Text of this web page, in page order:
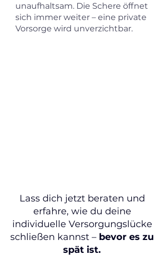
unaufhaltsam. Die Schere öffnet
sich immer weiter – eine private
Vorsorge wird unverzichtbar.
Lass dich jetzt beraten und
erfahre, wie du deine
individuelle Versorgungslücke
schließen kannst – bevor es zu
spät ist.